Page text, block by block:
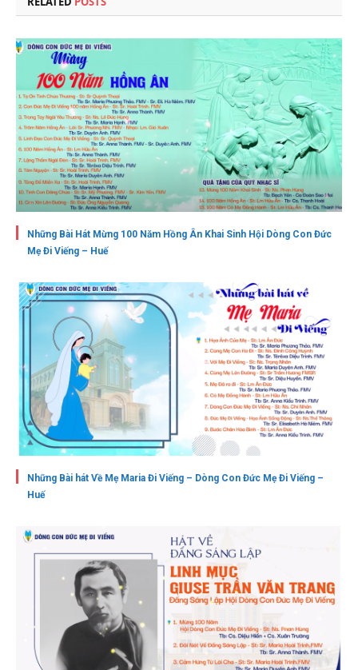
Những Bài Hát Mừng 100 Năm Hồng Ân Khai Sinh Hội Dòng Con Đức
Mẹ Đi Viếng – Huế
Những Bài hát Về Mẹ Maria Đi Viếng – Dòng Con Đức Mẹ Đi Viếng –
Huế